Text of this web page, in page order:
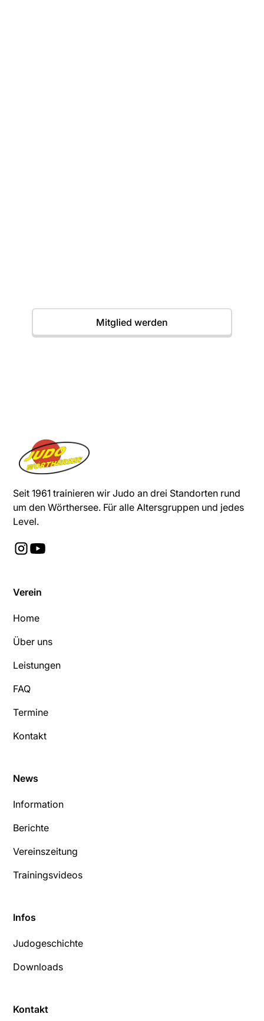
Mitglied werden
Seit 1961 trainieren wir Judo an drei Standorten rund
um den Wörthersee. Für alle Altersgruppen und jedes
Level.
Verein
Home
Über uns
Leistungen
FAQ
Termine
Kontakt
News
Information
Berichte
Vereinszeitung
Trainingsvideos
Infos
Judogeschichte
Downloads
Kontakt